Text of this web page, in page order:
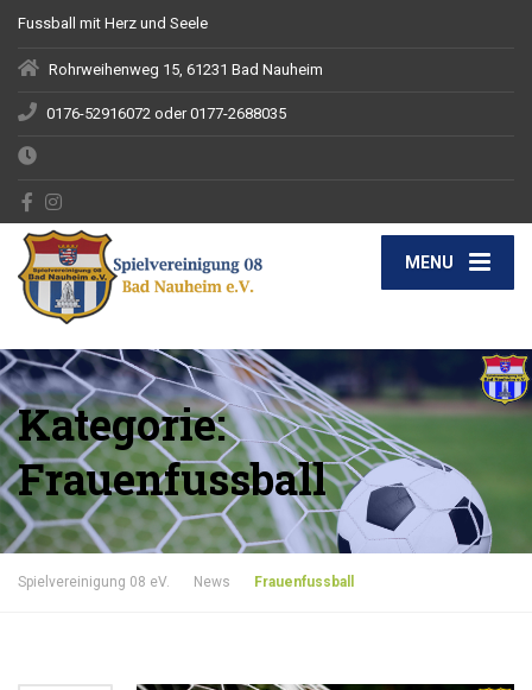
Fussball mit Herz und Seele
Rohrweihenweg 15, 61231 Bad Nauheim
0176-52916072 oder 0177-2688035
MENU
Kategorie:
Frauenfussball
Spielvereinigung 08 eV. News Frauenfussball